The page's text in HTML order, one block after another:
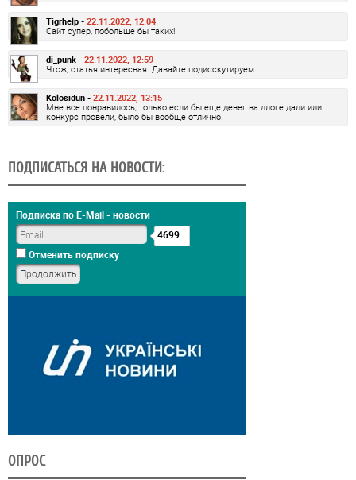
Tigrhelp - 22.11.2022, 12:04
Сайт супер, побольше бы таких!
di_punk - 22.11.2022, 12:59
Чтож, статья интересная. Давайте подисскутируем…
Kolosidun - 22.11.2022, 13:15
Мне все понравилось, только если бы еще денег на длоге дали или
конкурс провели, было бы вообще отлично.
ПОДПИСАТЬСЯ НА НОВОСТИ:
Подписка по E-Mail - новости
4699
Отменить подписку
ОПРОС